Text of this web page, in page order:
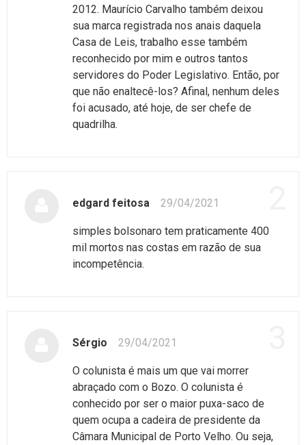
2012. Maurício Carvalho também deixou
sua marca registrada nos anais daquela
Casa de Leis, trabalho esse também
reconhecido por mim e outros tantos
servidores do Poder Legislativo. Então, por
que não enaltecê-los? Afinal, nenhum deles
foi acusado, até hoje, de ser chefe de
quadrilha.
edgard feitosa 29/04/2021
simples bolsonaro tem praticamente 400
mil mortos nas costas em razão de sua
incompetência.
Sérgio 29/04/2021
O colunista é mais um que vai morrer
abraçado com o Bozo. O colunista é
conhecido por ser o maior puxa-saco de
quem ocupa a cadeira de presidente da
Câmara Municipal de Porto Velho. Ou seja,